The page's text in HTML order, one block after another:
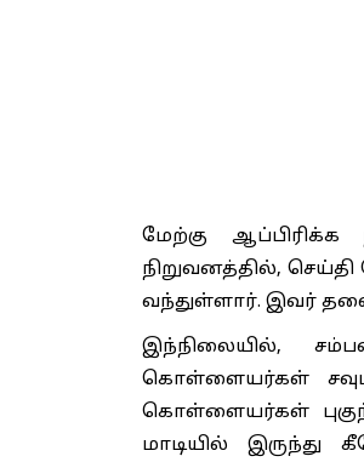
மேற்கு
நிறுவனத்தில்,
வந்துள்ளார். இவர்
இந்நிலையில்,
கொள்ளையர்கள்
கொள்ளையர்கள்
மாடியில் இருந்து